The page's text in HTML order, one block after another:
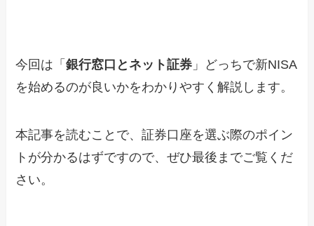
今回は「銀行窓口とネット証券 」どっちで新NISA
を始めるのが良いかをわかりやすく解説します。
本記事を読むことで、証券口座を選ぶ際のポイン
トが分かるはずですので、ぜひ最後までご覧くだ
さい。